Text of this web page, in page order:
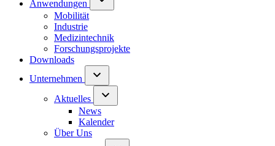
Anwendungen
Mobilität
Industrie
Medizintechnik
Forschungsprojekte
Downloads
Unternehmen
Aktuelles
News
Kalender
Über Uns